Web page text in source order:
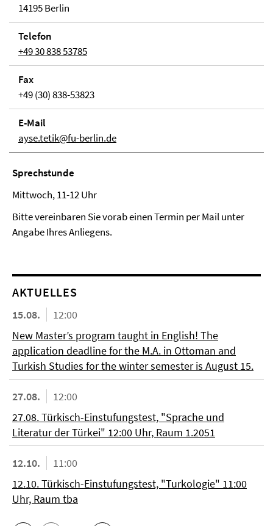
14195 Berlin
Telefon
+49 30 838 53785
Fax
+49 (30) 838-53823
E-Mail
ayse.tetik@fu-berlin.de
Sprechstunde
Mittwoch, 11-12 Uhr
Bitte vereinbaren Sie vorab einen Termin per Mail unter
Angabe Ihres Anliegens.
AKTUELLES
15.08.
12:00
New Master’s program taught in English! The
application deadline for the M.A. in Ottoman and
Turkish Studies for the winter semester is August 15.
27.08.
12:00
27.08. Türkisch-Einstufungstest, "Sprache und
Literatur der Türkei" 12:00 Uhr, Raum 1.2051
12.10.
11:00
12.10. Türkisch-Einstufungstest, "Turkologie" 11:00
Uhr, Raum tba